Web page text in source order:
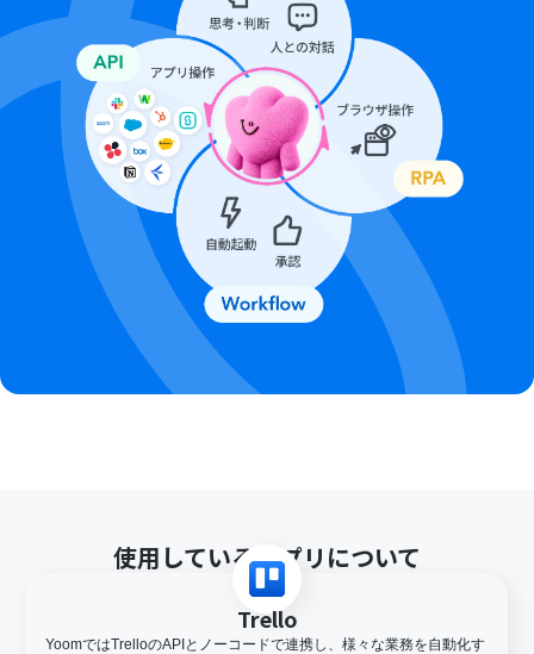
使用しているアプリについて
Trello
YoomではTrelloのAPIとノーコードで連携し、様々な業務を自動化す